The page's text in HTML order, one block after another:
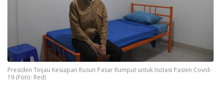
Presiden Tinjau Kesiapan Rusun Pasar Rumput untuk Isolasi Pasien Covid-
19 (Foto: Red)